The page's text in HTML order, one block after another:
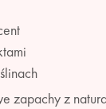
zapachy z